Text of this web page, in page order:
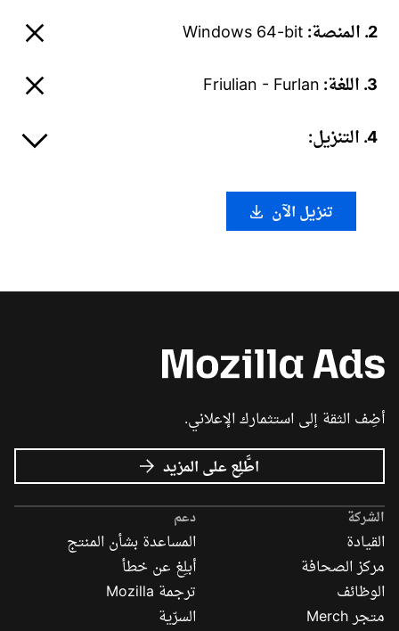
2. المنصة: Windows 64-bit
3. اللغة: Friulian - Furlan
4. التنزيل:
تنزيل الآن
أضِف الثقة إلى استثمارك الإعلاني.
اطَّلِع على المزيد عن
إعلانات
Mozilla
الشركة
القيادة
مركز الصحافة
الوظائف
متجر Merch
دعم
المساعدة بشأن المنتج
أبلِغ عن خطأ
ترجمة Mozilla
السرّية